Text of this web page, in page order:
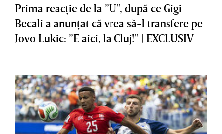
Prima reacţie de la ”U”, după ce Gigi
Becali a anunţat că vrea să-l transfere pe
Jovo Lukic: ”E aici, la Cluj!” | EXCLUSIV